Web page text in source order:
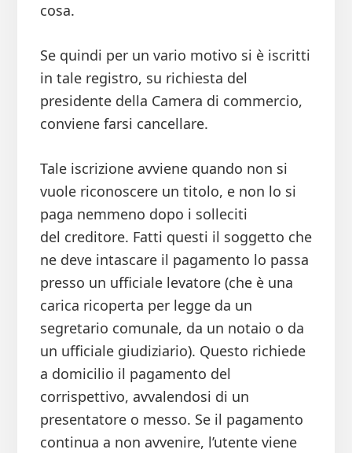
cosa.
Se quindi per un vario motivo si è iscritti
in tale registro, su richiesta del
presidente della Camera di commercio,
conviene farsi cancellare.
Tale iscrizione avviene quando non si
vuole riconoscere un titolo, e non lo si
paga nemmeno dopo i solleciti
del creditore. Fatti questi il soggetto che
ne deve intascare il pagamento lo passa
presso un ufficiale levatore (che è una
carica ricoperta per legge da un
segretario comunale, da un notaio o da
un ufficiale giudiziario). Questo richiede
a domicilio il pagamento del
corrispettivo, avvalendosi di un
presentatore o messo. Se il pagamento
continua a non avvenire, l’utente viene